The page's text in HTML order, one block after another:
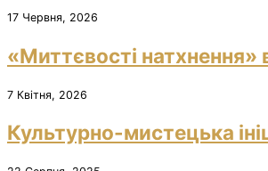
17 Червня, 2026
«Миттєвості натхнення»
7 Квітня, 2026
Культурно-мистецька